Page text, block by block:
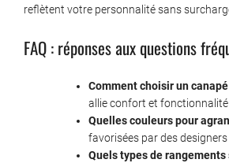
reflètent votre personnalité sans
FAQ : réponses aux questions
Comment choisir un
allie confort et
Quelles couleurs pour
favorisées par des
Quels types de